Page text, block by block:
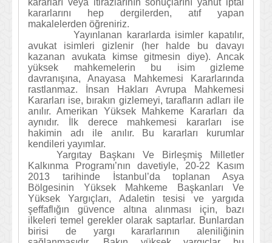
kararları veya itirazlarının sonuçlarını yahut iptal
kararlarını hep dergilerden, atıf yapan
makalelerden öğreniriz.
Yayınlanan kararlarda isimler kapatılır,
avukat isimleri gizlenir (her halde bu davayı
kazanan avukata kimse gitmesin diye). Ancak
yüksek mahkemelerin bu isim gizleme
davranışına, Anayasa Mahkemesi Kararlarında
rastlanmaz. İnsan Hakları Avrupa Mahkemesi
Kararları ise, bırakın gizlemeyi, tarafların adları ile
anılır. Amerikan Yüksek Mahkeme Kararları da
aynıdır. İlk derece mahkemesi kararları ise
hakimin adı ile anılır. Bu kararları kurumlar
kendileri yayımlar.
Yargıtay Başkanı Ve Birleşmiş Milletler
Kalkınma Programı’nın davetiyle, 20-22 Kasım
2013 tarihinde İstanbul’da toplanan Asya
Bölgesinin Yüksek Mahkeme Başkanları Ve
Yüksek Yargıçları, Adaletin tesisi ve yargıda
şeffaflığın güvence altına alınması için, bazı
ilkeleri temel gerekler olarak saptarlar. Bunlardan
birisi de yargı kararlarının aleniliğinin